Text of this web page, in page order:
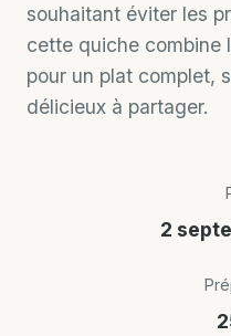
souhaitant éviter les
cette quiche combine
pour un plat complet,
délicieux à partager.
2